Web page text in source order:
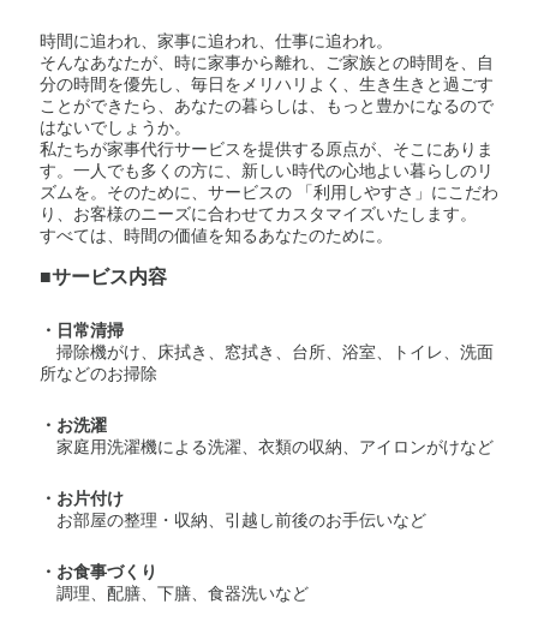
時間に追われ、家事に追われ、仕事に追われ。
そんなあなたが、時に家事から離れ、ご家族との時間を、自
分の時間を優先し、毎日をメリハリよく、生き生きと過ごす
ことができたら、あなたの暮らしは、もっと豊かになるので
はないでしょうか。
私たちが家事代行サービスを提供する原点が、そこにありま
す。一人でも多くの方に、新しい時代の心地よい暮らしのリ
ズムを。そのために、サービスの 「利用しやすさ」にこだわ
り、お客様のニーズに合わせてカスタマイズいたします。
すべては、時間の価値を知るあなたのために。
■サービス内容
・日常清掃
掃除機がけ、床拭き、窓拭き、台所、浴室、トイレ、洗面
所などのお掃除
・お洗濯
家庭用洗濯機による洗濯、衣類の収納、アイロンがけなど
・お片付け
お部屋の整理・収納、引越し前後のお手伝いなど
・お食事づくり
調理、配膳、下膳、食器洗いなど